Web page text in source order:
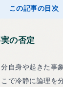
この記事の目次
の否定
自身や起きた事
で冷静に論理を